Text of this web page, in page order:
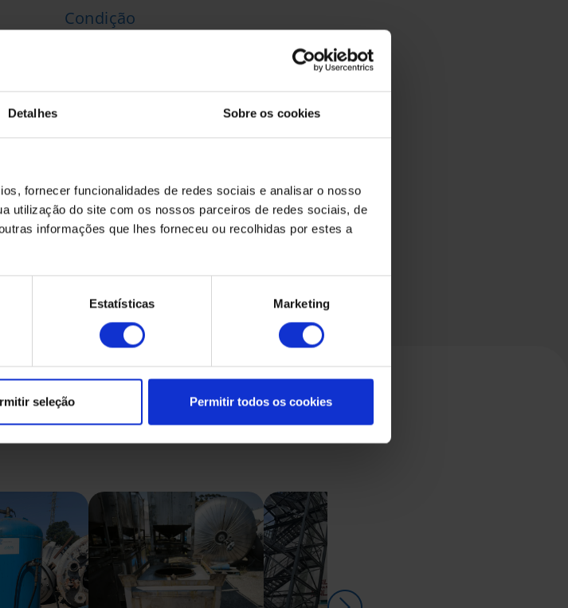
Detalhes Sobre os cookies
fornecer funcionalidades de redes sociais e analisar o nosso
utilização do site com os nossos parceiros de redes sociais, de
informações que lhes forneceu ou recolhidas por estes a
Estatísticas Marketing
seleção Permitir todos os cookies
Condição
Fabricado por
Relacionados